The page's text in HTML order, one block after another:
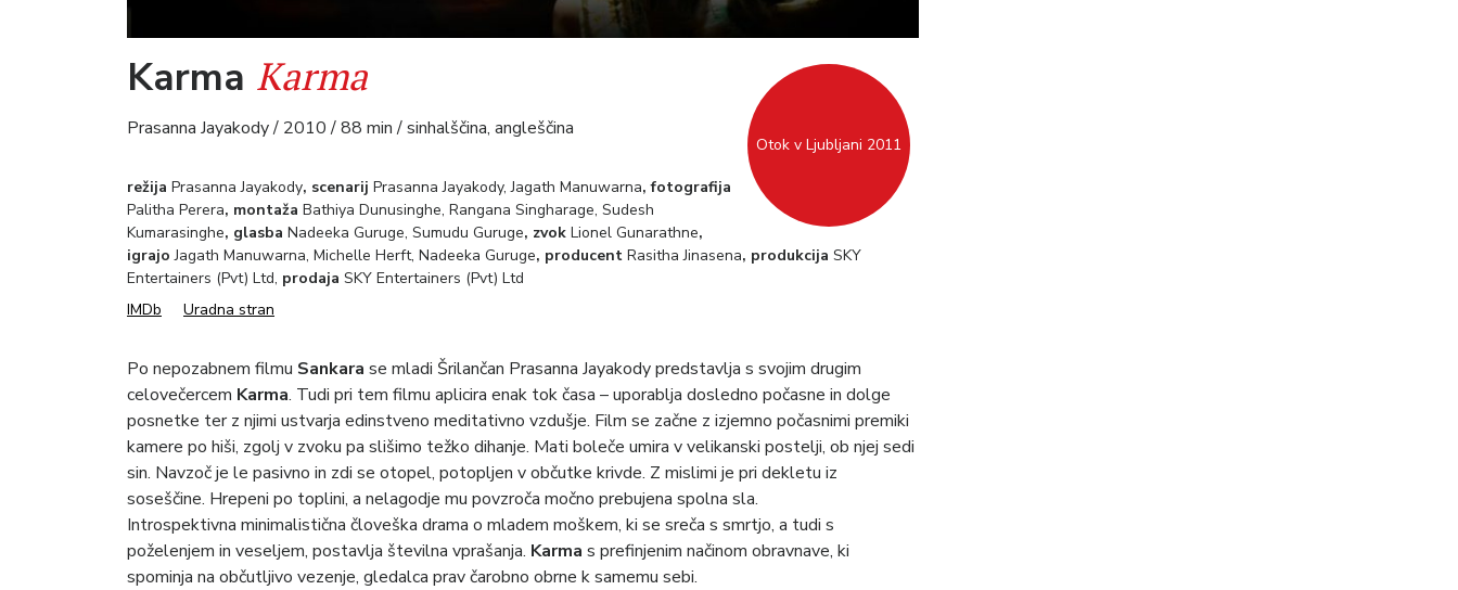
Otok v Ljubljani 2011
Karma Karma
Prasanna Jayakody / 2010 / 88 min / sinhalščina, angleščina
režija Prasanna Jayakody, scenarij Prasanna Jayakody, Jagath Manuwarna, fotografija
Palitha Perera, montaža Bathiya Dunusinghe, Rangana Singharage, Sudesh
Kumarasinghe, glasba Nadeeka Guruge, Sumudu Guruge, zvok Lionel Gunarathne,
igrajoJagath Manuwarna, Michelle Herft, Nadeeka Guruge, producent Rasitha Jinasena, produkcija SKY
Entertainers (Pvt) Ltd, prodaja SKY Entertainers (Pvt) Ltd
IMDb
Uradna stran
Po nepozabnem filmu Sankara se mladi Šrilančan Prasanna Jayakody predstavlja s svojim drugim
celovečercem Karma. Tudi pri tem filmu aplicira enak tok časa – uporablja dosledno počasne in dolge
posnetke ter z njimi ustvarja edinstveno meditativno vzdušje. Film se začne z izjemno počasnimi premiki
kamere po hiši, zgolj v zvoku pa slišimo težko dihanje. Mati boleče umira v velikanski postelji, ob njej sedi
sin. Navzoč je le pasivno in zdi se otopel, potopljen v občutke krivde. Z mislimi je pri dekletu iz
soseščine. Hrepeni po toplini, a nelagodje mu povzroča močno prebujena spolna sla.
Introspektivna minimalistična človeška drama o mladem moškem, ki se sreča s smrtjo, a tudi s
poželenjem in veseljem, postavlja številna vprašanja. Karma s prefinjenim načinom obravnave, ki
spominja na občutljivo vezenje, gledalca prav čarobno obrne k samemu sebi.